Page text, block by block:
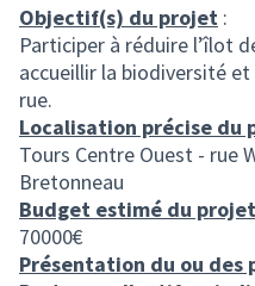
Objectif(s) du projet :
Participer à réduire l’îlot
accueillir la biodiversité
rue.
Localisation précise du
Tours Centre Ouest - rue
Bretonneau
Budget estimé du projet
70000€
Présentation du ou des